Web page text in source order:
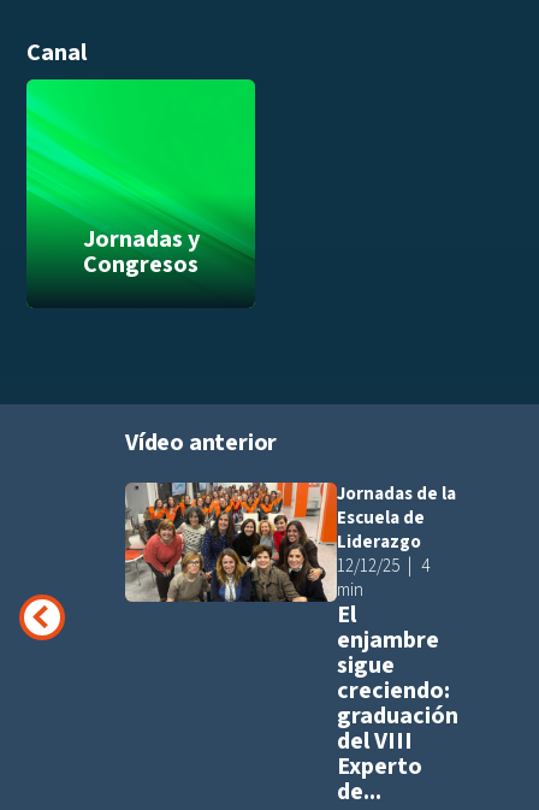
Canal
Jornadas y
Congresos
Vídeo anterior
Añadir a
Jornadas de la
Escuela de
Liderazgo
12/12/25
4
min
El
enjambre
sigue
creciendo:
graduación
del VIII
Experto
de...